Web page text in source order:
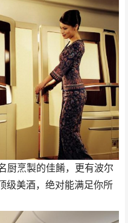
厨烹製的佳餚，更有波尔
级美酒，绝对能满足你所